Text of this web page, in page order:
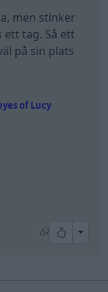
men stinker
tag. Så ett
på sin plats
of Lucy
2 All